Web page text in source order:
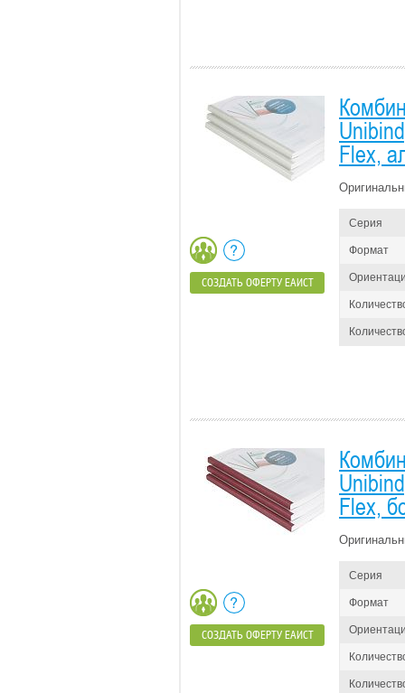
Flex,
Серия
Формат
СОЗДАТЬ ОФЕРТУ ЕАИСТ
Flex,
Серия
Формат
СОЗДАТЬ ОФЕРТУ ЕАИСТ